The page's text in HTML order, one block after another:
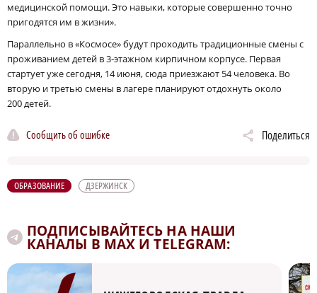
медицинской помощи. Это навыки, которые совершенно точно
пригодятся им в жизни».
Параллельно в «Космосе» будут проходить традиционные смены с
проживанием детей в 3‑этажном кирпичном корпусе. Первая
стартует уже сегодня, 14 июня, сюда приезжают 54 человека. Во
вторую и третью смены в лагере планируют отдохнуть около
200 детей.
Сообщить об ошибке Поделиться
ОБРАЗОВАНИЕ ДЗЕРЖИНСК
ПОДПИСЫВАЙТЕСЬ НА НАШИ
КАНАЛЫ В MAX И TELEGRAM: